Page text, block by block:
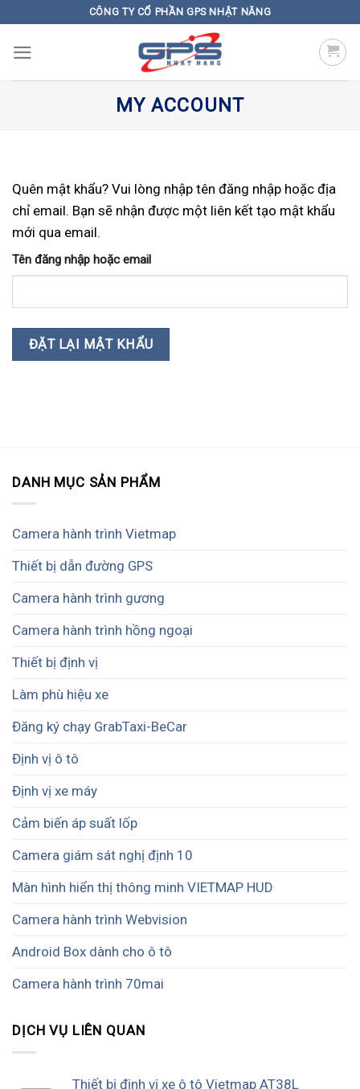
content
CÔNG TY CỔ PHẦN GPS NHẬT NĂNG
MY ACCOUNT
Quên mật khẩu? Vui lòng nhập tên đăng nhập hoặc địa
chỉ email. Bạn sẽ nhận được một liên kết tạo mật khẩu
mới qua email.
Tên đăng nhập hoặc email
ĐẶT LẠI MẬT KHẨU
DANH MỤC SẢN PHẨM
Camera hành trình Vietmap
Thiết bị dẫn đường GPS
Camera hành trình gương
Camera hành trình hồng ngoại
Thiết bị định vị
Làm phù hiệu xe
Đăng ký chạy GrabTaxi-BeCar
Định vị ô tô
Định vị xe máy
Cảm biến áp suất lốp
Camera giám sát nghị định 10
Màn hình hiển thị thông minh VIETMAP HUD
Camera hành trình Webvision
Android Box dành cho ô tô
Camera hành trình 70mai
DỊCH VỤ LIÊN QUAN
Thiết bị định vị xe ô tô Vietmap AT38L